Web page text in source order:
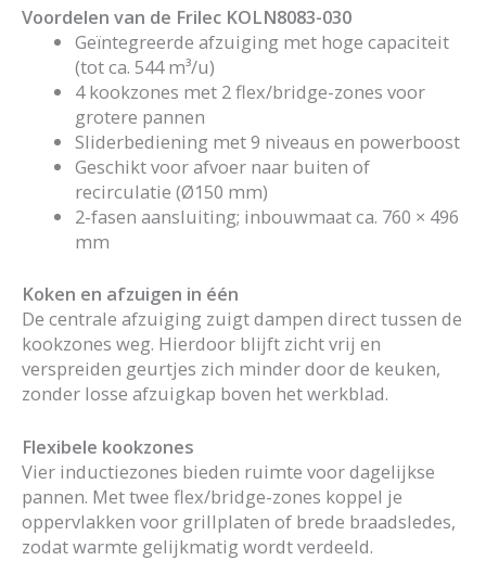
Voordelen van de Frilec KOLN8083-030
Geïntegreerde afzuiging met hoge capaciteit
(tot ca. 544 m³/u)
4 kookzones met 2 flex/bridge-zones voor
grotere pannen
Sliderbediening met 9 niveaus en powerboost
Geschikt voor afvoer naar buiten of
recirculatie (Ø150 mm)
2-fasen aansluiting; inbouwmaat ca. 760 × 496
mm
Koken en afzuigen in één
De centrale afzuiging zuigt dampen direct tussen de
kookzones weg. Hierdoor blijft zicht vrij en
verspreiden geurtjes zich minder door de keuken,
zonder losse afzuigkap boven het werkblad.
Flexibele kookzones
Vier inductiezones bieden ruimte voor dagelijkse
pannen. Met twee flex/bridge-zones koppel je
oppervlakken voor grillplaten of brede braadsledes,
zodat warmte gelijkmatig wordt verdeeld.